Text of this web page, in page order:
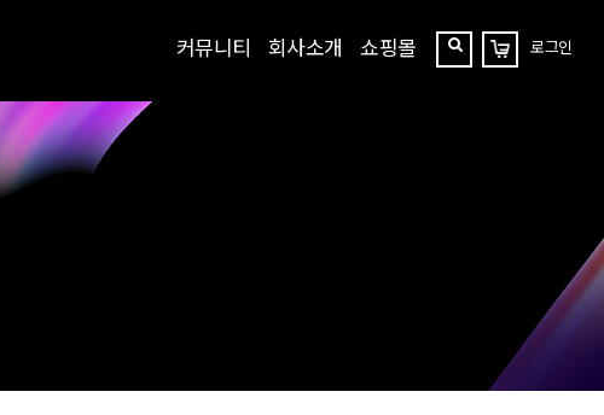
커뮤니티 회사소개 쇼핑몰
찾
장
바
로그인